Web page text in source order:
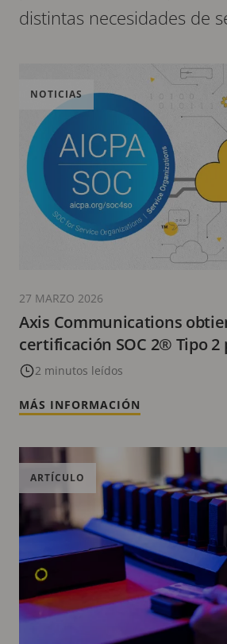
distintas necesidades de
Axis Communications
certificación SOC 2® Tipo 2
Cloud Connect
2 minutos leídos
NOTICIAS
27 MARZO 2026
MÁS INFORMACIÓN
ARTÍCULO